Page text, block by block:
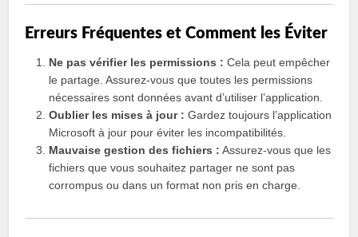
Erreurs Fréquentes et Comment les Éviter
Ne pas vérifier les permissions : Cela peut empêcher
le partage. Assurez-vous que toutes les permissions
nécessaires sont données avant d’utiliser l’application.
Oublier les mises à jour : Gardez toujours l’application
Microsoft à jour pour éviter les incompatibilités.
Mauvaise gestion des fichiers : Assurez-vous que les
fichiers que vous souhaitez partager ne sont pas
corrompus ou dans un format non pris en charge.